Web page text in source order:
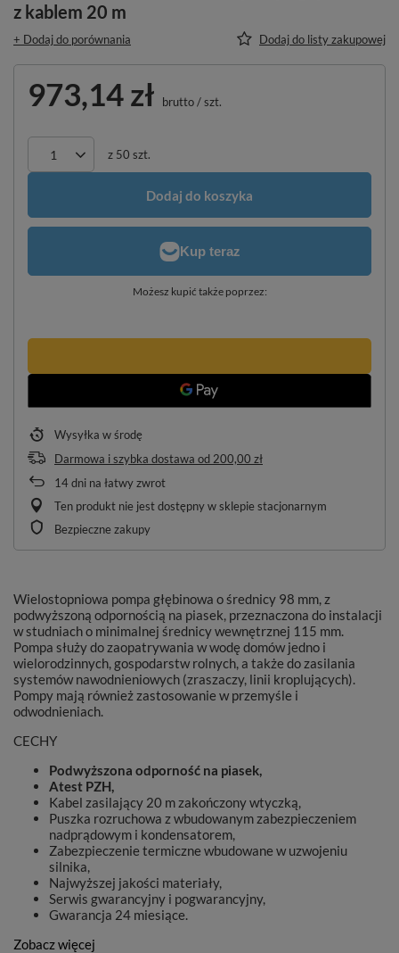
z kablem 20 m
+ Dodaj do porównania Dodaj do listy zakupowej
973,14 zł brutto/szt.
z 50 szt.
Dodaj do koszyka
Możesz kupić także poprzez:
Wysyłka w środę
Darmowa i szybka dostawa od 200,00 zł
14dni na łatwy zwrot
Ten produkt nie jest dostępny w sklepie stacjonarnym
Bezpieczne zakupy
Wielostopniowa pompa głębinowa o średnicy 98 mm, z
podwyższoną odpornością na piasek, przeznaczona do instalacji
w studniach o minimalnej średnicy wewnętrznej 115 mm.
Pompa służy do zaopatrywania w wodę domów jedno i
wielorodzinnych, gospodarstw rolnych, a także do zasilania
systemów nawodnieniowych (zraszaczy, linii kroplujących).
Pompy mają również zastosowanie w przemyśle i
odwodnieniach.
CECHY
Podwyższona odporność na piasek,
Atest PZH,
Kabel zasilający 20 m zakończony wtyczką,
Puszka rozruchowa z wbudowanym zabezpieczeniem
nadprądowym i kondensatorem,
Zabezpieczenie termiczne wbudowane w uzwojeniu
silnika,
Najwyższej jakości materiały,
Serwis gwarancyjny i pogwarancyjny,
Gwarancja 24 miesiące.
Zobacz więcej